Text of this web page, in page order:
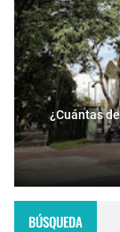
¿Cuántas
BÚSQUEDA